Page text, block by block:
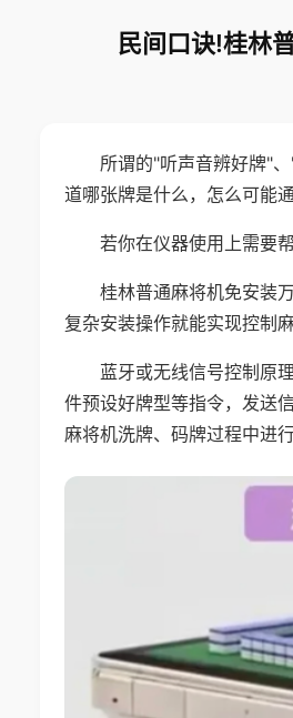
民间口诀!桂林
所谓的"听声音辨好牌"
道哪张牌是什么，怎么可能
若你在仪器使用上需要
桂林普通麻将机免安装
复杂安装操作就能实现控制
蓝牙或无线信号控制原
件预设好牌型等指令，发送
麻将机洗牌、码牌过程中进